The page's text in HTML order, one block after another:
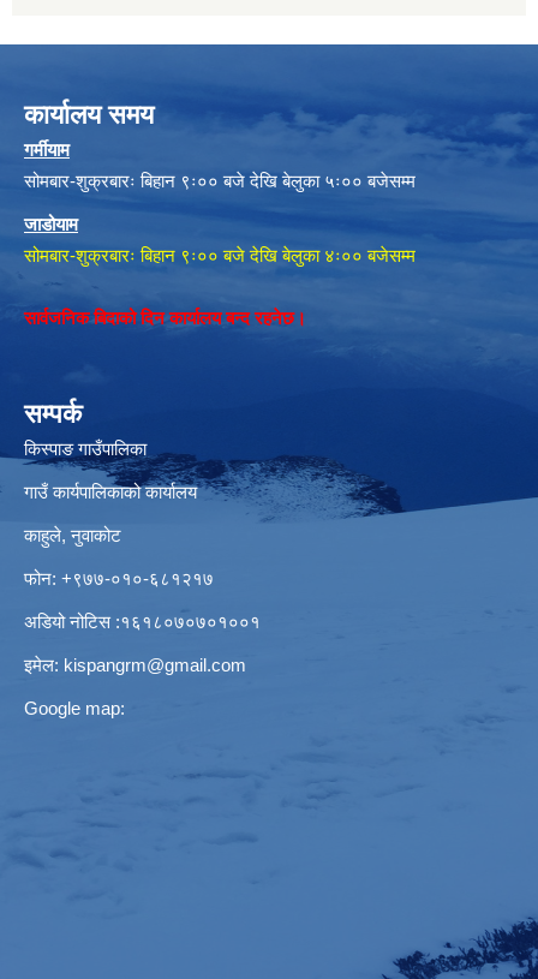
कार्यालय समय
गर्मीयाम
सोमबार-शुक्रबारः बिहान ९ः०० बजे देखि बेलुका ५ः०० बजेसम्म
जाडोयाम
सोमबार-शुक्रबारः बिहान ९ः०० बजे देखि बेलुका ४ः०० बजेसम्म
सार्वजनिक बिदाको दिन कार्यालय बन्द रहनेछ।
सम्पर्क
किस्पाङ गाउँपालिका
गाउँ कार्यपालिकाको कार्यालय
काहुले‍‍, नुवाकोट
फोन: ‌+९७७-०१०-६८१२१७
अडियो नोटिस ‌‍:१६१८०७०७०१००१
इमेल: kispangrm@gmail.com
Google map: